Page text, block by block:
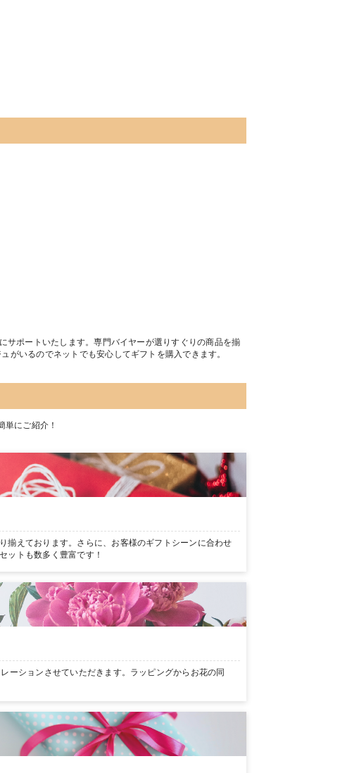
サポートいたします。専門バイヤーが選りすぐりの商品を揃
がいるのでネットでも安心してギフトを購入できます。
にご紹介！
揃えております。さらに、お客様のギフトシーンに合わせ
ットも数多く豊富です！
ーションさせていただきます。ラッピングからお花の同